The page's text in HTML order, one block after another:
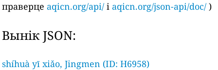
праверце aqicn.org/api/ і aqicn.org/json-api/doc/ )
Вынік JSON:
shíhuà yī xiǎo, Jingmen (ID: H6958)